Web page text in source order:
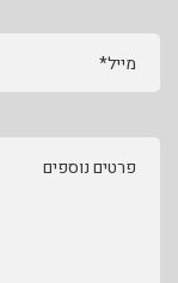
מייל*
פרטים נוספים